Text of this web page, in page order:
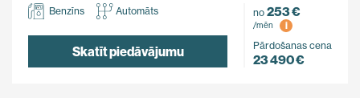
Benzīns Automāts
Skatīt piedāvājumu
no 253 €
/mēn
i
Pārdošanas cena
23 490 €